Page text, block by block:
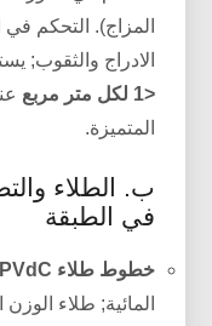
المزاج). التحكم في
الادراج والثقوب;
<1 لكل متر مربع
المتميزة.
ب. الطلاء
في الطبقة
خطوط طلاء PVdC